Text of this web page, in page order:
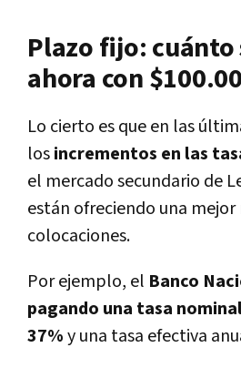
Plazo fijo: cuánto
ahora con
Lo cierto es que en las
losincrementos en las
el mercado secundario de
están ofreciendo una
colocaciones.
Por ejemplo, el Banco
pagando una tasa
37%y una tasa efectiva